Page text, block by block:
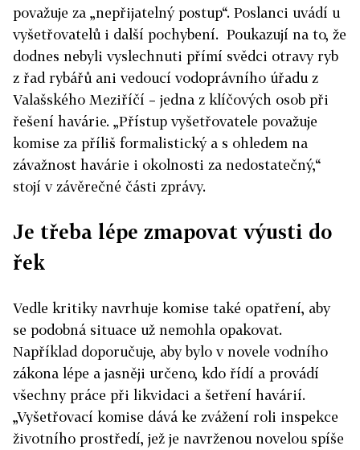
považuje za „nepřijatelný postup“. Poslanci uvádí u
vyšetřovatelů i další pochybení. Poukazují na to, že
dodnes nebyli vyslechnuti přímí svědci otravy ryb
z řad rybářů ani vedoucí vodoprávního úřadu z
Valašského Meziříčí – jedna z klíčových osob při
řešení havárie. „Přístup vyšetřovatele považuje
komise za příliš formalistický a s ohledem na
závažnost havárie i okolnosti za nedostatečný,“
stojí v závěrečné části zprávy.
Je třeba lépe zmapovat výusti do
řek
Vedle kritiky navrhuje komise také opatření, aby
se podobná situace už nemohla opakovat.
Například doporučuje, aby bylo v novele vodního
zákona lépe a jasněji určeno, kdo řídí a provádí
všechny práce při likvidaci a šetření havárií.
„Vyšetřovací komise dává ke zvážení roli inspekce
životního prostředí, jež je navrženou novelou spíše